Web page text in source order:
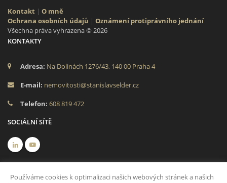
Kontakt | O mně
Ochrana osobních údajů | Oznámení protiprávního jednání
Všechna práva vyhrazena © 2026
KONTAKTY
Adresa: Na Dolinách 1276/43, 140 00 Praha 4
E-mail: nemovitosti@stanislavselder.cz
Telefon: 608 819 472
SOCIÁLNÍ SÍTĚ
Používáme cookies k optimalizaci našich webových stránek a našich